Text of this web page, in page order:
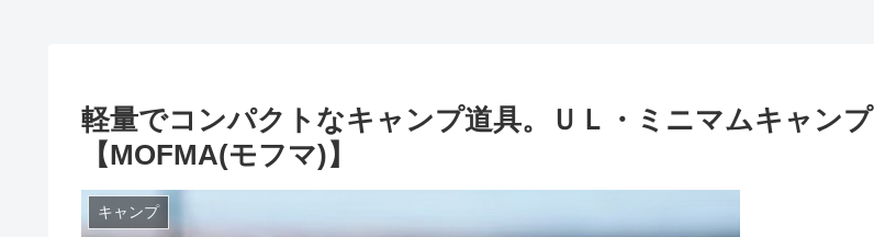
軽量でコンパクトなキャンプ道具。ＵＬ・ミニマムキャンプ
【MOFMA(モフマ)】
キャンプ